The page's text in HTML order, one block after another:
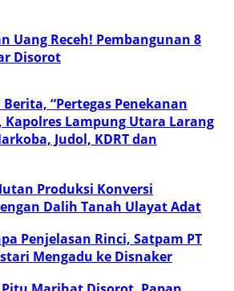
Uang Receh! Pembangunan 8
Disorot
“Pertegas Penekanan
Kapolres Lampung Utara Larang
Judol, KDRT dan
Produksi Konversi
Dalih Tanah Ulayat Adat
Penjelasan Rinci, Satpam PT
Mengadu ke Disnaker